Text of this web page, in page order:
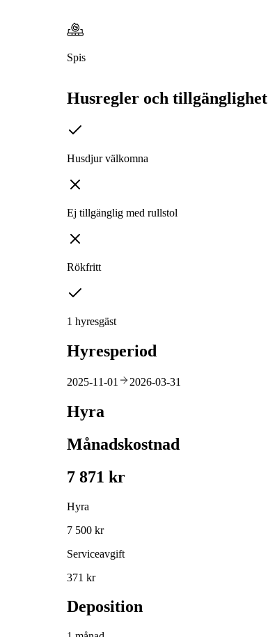
Spis
Husregler och tillgänglighet
Husdjur välkomna
Ej tillgänglig med rullstol
Rökfritt
1 hyresgäst
Hyresperiod
2025-11-01 2026-03-31
Hyra
Månadskostnad
7 871 kr
Hyra
7 500 kr
Serviceavgift
371 kr
Deposition